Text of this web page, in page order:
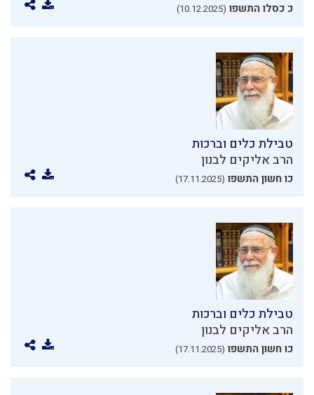
כ כסלו התשפו (10.12.2025)
טבילת כלים וברכות
הרב אליקים לבנון
כו חשון התשפו (17.11.2025)
טבילת כלים וברכות
הרב אליקים לבנון
כו חשון התשפו (17.11.2025)